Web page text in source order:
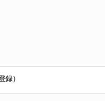
録）